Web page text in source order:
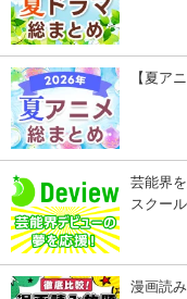
【夏ア
芸能界
スクー
漫画読